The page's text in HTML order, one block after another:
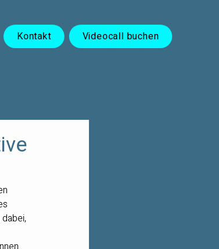
Kontakt Videocall buchen